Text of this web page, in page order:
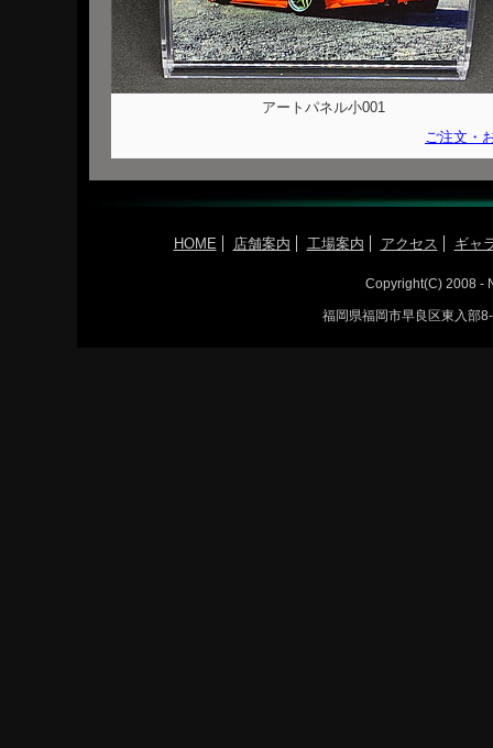
アートパネル小001
ご注文・
HOME 店舗案内 工場案内 アクセス ギャ
Copyright(C) 2008 -
福岡県福岡市早良区東入部